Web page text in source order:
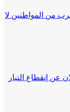
من المواطنين لا
عن إنقطاع التيار